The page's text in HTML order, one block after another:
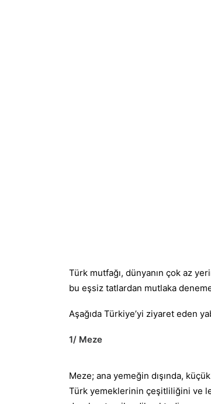
Türk mutfağı, dünyanın çok az
bu eşsiz tatlardan mutlaka
Aşağıda Türkiye’yi ziyaret eden
1/ Meze
Meze; ana yemeğin dışında,
Türk yemeklerinin çeşitliliğini ve